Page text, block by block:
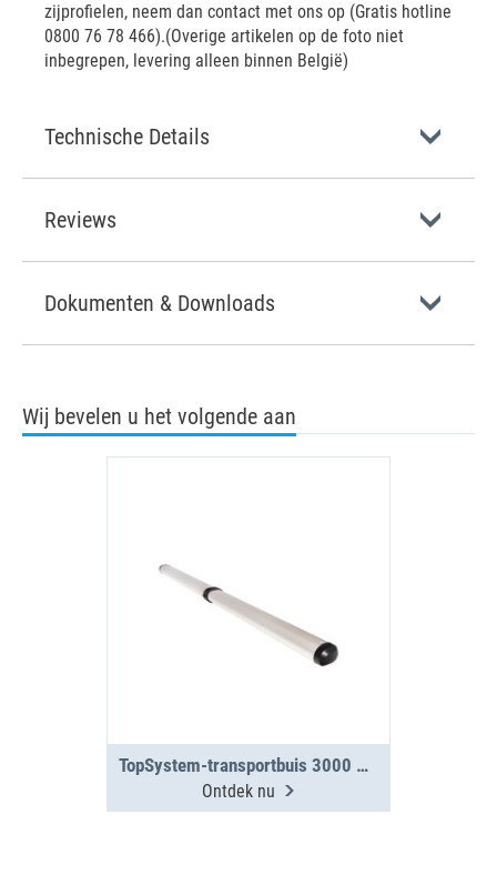
zijprofielen, neem dan contact met ons op (Gratis hotline
0800 76 78 466).(Overige artikelen op de foto niet
inbegrepen, levering alleen binnen België)
Technische Details
Reviews
Dokumenten & Downloads
Wij bevelen u het volgende aan
TopSystem-transportbuis 3000 mm met 2 segmenten
Ontdek nu